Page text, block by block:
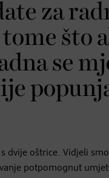
za
što
se
dvije oštrice. Vidjeli
potpomognut